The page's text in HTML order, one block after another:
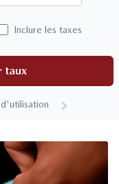
Inclure les taxes
taux